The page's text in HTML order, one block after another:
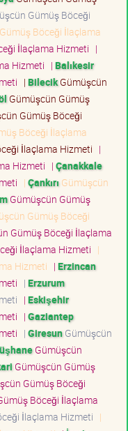
Gümüş Böceği
Böceği İlaçlama
İlaçlama Hizmeti |
Hizmeti | Balıkesir
| BilecikGümüşcün
Gümüşcün Gümüş
Gümüş Böceği
Böceği İlaçlama
İlaçlama Hizmeti |
Hizmeti | Çanakkale
| Çankırı Gümüşcün
Gümüşcün Gümüş
Gümüş Böceği
Gümüş Böceği İlaçlama
İlaçlama Hizmeti |
Hizmeti | Erzincan
| Erzurum
| Eskişehir
| Gaziantep
| GiresunGümüşcün
Gümüşcün
Gümüşcün Gümüş
Gümüş Böceği
Böceği İlaçlama
İlaçlama Hizmeti |